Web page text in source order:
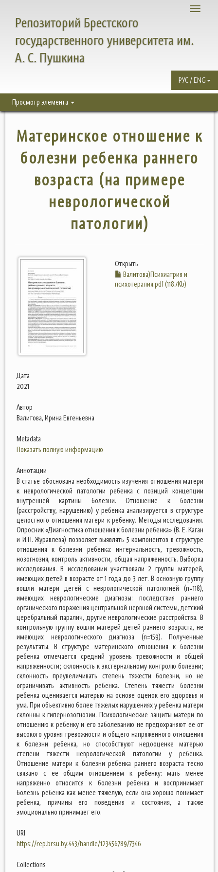
Toggle
Репозиторий Брестского
государственного университета им.
А. С. Пушкина
РУС / ENG
Просмотр элемента
Материнское отношение к
болезни ребенка раннего
возраста (на примере
неврологической
патологии)
Открыть
Валитова)Психиатрия и
психотерапия.pdf (118.7Kb)
Дата
2021
Автор
Валитова, Ирина Евгеньевна
Metadata
Показать полную информацию
Аннотации
В статье обоснована необходимость изучения отношения матери
к неврологической патологии ребенка с позиций концепции
внутренней картины болезни. Отношение к болезни
(расстройству, нарушению) у ребенка анализируется в структуре
целостного отношения матери к ребенку. Методы исследования.
Опросник «Диагностика отношения к болезни ребенка» (В. Е. Каган
и И.П. Журавлева) позволяет выявлять 5 компонентов в структуре
отношения к болезни ребенка: интернальность, тревожность,
нозогнозия, контроль активности, общая напряженность. Выборка
исследования. В исследовании участвовали 2 группы матерей,
имеющих детей в возрасте от 1 года до 3 лет. В основную группу
вошли матери детей с неврологической патологией (n=118),
имеющих неврологические диагнозы: последствия раннего
органического поражения центральной нервной системы, детский
церебральный паралич, другие неврологические расстройства. В
контрольную группу вошли матерей детей раннего возраста, не
имеющих неврологического диагноза (n=159). Полученные
результаты. В структуре материнского отношения к болезни
ребенка отмечается средний уровень тревожности и общей
напряженности; склонность к экстернальному контролю болезни;
склонность преувеличивать степень тяжести болезни, но не
ограничивать активность ребенка. Степень тяжести болезни
ребенка оценивается матерью на основе оценок его здоровья и
ума. При объективно более тяжелых нарушениях у ребенка матери
склонны к гипернозогнозии. Психологические защиты матери по
отношению к ребенку и его заболеванию не предохраняют ее от
высокого уровня тревожности и общего напряженного отношения
к болезни ребенка, но способствуют недооценке матерью
степени тяжести неврологической патологии у ребенка.
Отношение матери к болезни ребенка раннего возраста тесно
связано с ее общим отношением к ребенку: мать менее
напряженно относится к болезни ребенка и воспринимает
болезнь ребенка как менее тяжелую, если она хорошо понимает
ребенка, причины его поведения и состояния, а также
эмоционально принимает его.
URI
https://rep.brsu.by:443/handle/123456789/7346
Collections